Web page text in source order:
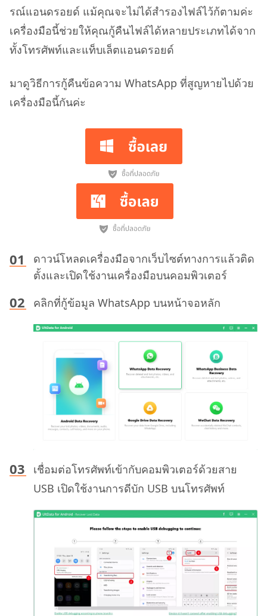
รณ์แอนดรอยด์ แม้คุณจะไม่ได้สำรองไฟล์ไว้ก้ตามค่ะ
เครื่องมือนี้ช่วยให้คุณกู้คืนไฟล์ได้หลายประเภทได้จาก
ทั้งโทรศัพท์และแท็บเล็ตแอนดรอยด์
มาดูวิธีการกู้คืนข้อความ WhatsApp ที่สูญหายไปด้วย
เครื่องมือนี้กันค่ะ
ดาวน์โหลดเครื่องมือจากเว็บไซต์ทางการแล้วติด
ตั้งและเปิดใช้งานเครื่องมือบนคอมพิวเตอร์
คลิกที่กู้ข้อมูล WhatsApp บนหน้าจอหลัก
เชื่อมต่อโทรศัพท์เข้ากับคอมพิวเตอร์ด้วยสาย
USB เปิดใช้งานการดีบัก USB บนโทรศัพท์